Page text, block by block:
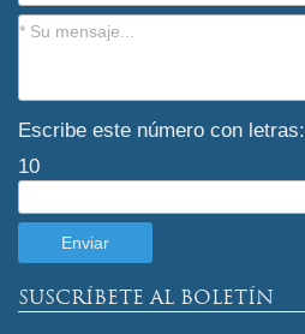
Escribe este número con letras:
10
SUSCRÍBETE AL BOLETÍN